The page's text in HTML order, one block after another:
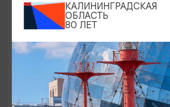
ЭКСКУРСИИ УЧРЕЖДЕНИЙ
Аудиоспектакль
косы»
01.02.2026 - 31.12.2026, 13:00
КАЛИНИНГРАДСКАЯ
ОБЛАСТЬ
80 ЛЕТ